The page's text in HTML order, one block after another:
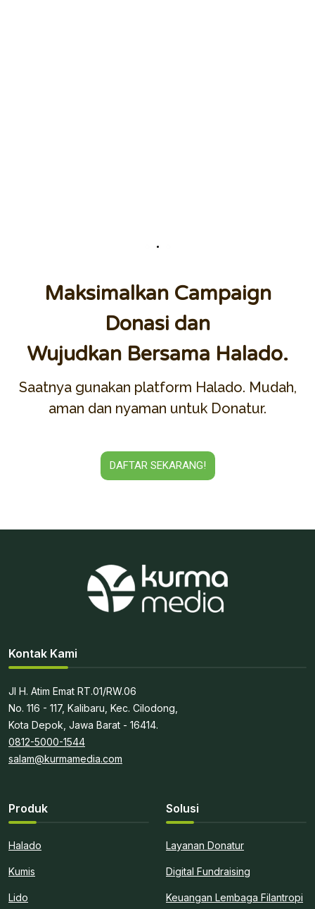
Maksimalkan Campaign
Donasi dan
Wujudkan Bersama Halado.
Saatnya gunakan platform Halado. Mudah,
aman dan nyaman untuk Donatur.
DAFTAR SEKARANG!
Kontak Kami
Jl H. Atim Emat RT.01/RW.06
No. 116 - 117, Kalibaru, Kec. Cilodong,
Kota Depok, Jawa Barat - 16414.
0812-5000-1544
salam@kurmamedia.com
Produk
Halado
Kumis
Lido
Solusi
Layanan Donatur
Digital Fundraising
Keuangan Lembaga Filantropi